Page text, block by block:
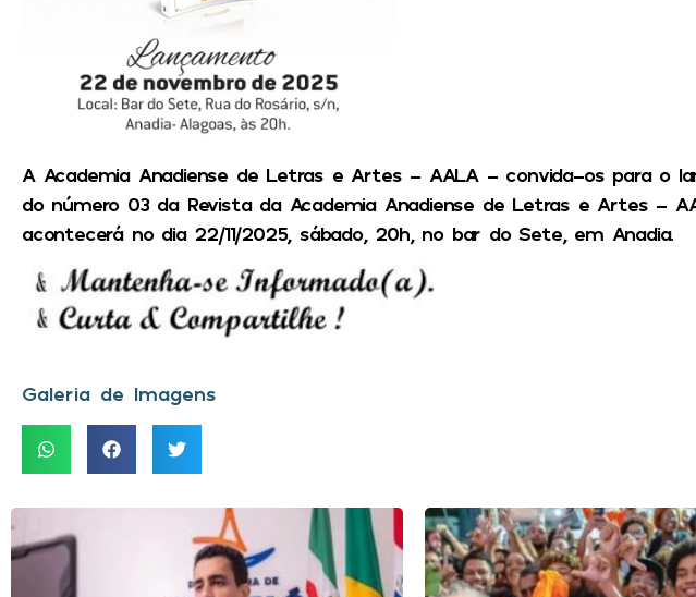
A Academia Anadiense de Letras e Artes – AALA – convida-os para o
do número 03 da Revista da Academia Anadiense de Letras e Artes –
acontecerá no dia 22/11/2025, sábado, 20h, no bar do Sete, em Anadia.
Galeria de Imagens